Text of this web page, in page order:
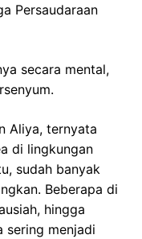
Persaudaraan
secara mental,
Aliya, ternyata
di lingkungan
sudah banyak
Beberapa di
hingga
sering menjadi